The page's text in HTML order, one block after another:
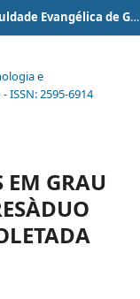
Anais da Semana Agronômica da Faculdade Evangélica de Goianésia
e
ISSN: 2595-6914
EM GRAU